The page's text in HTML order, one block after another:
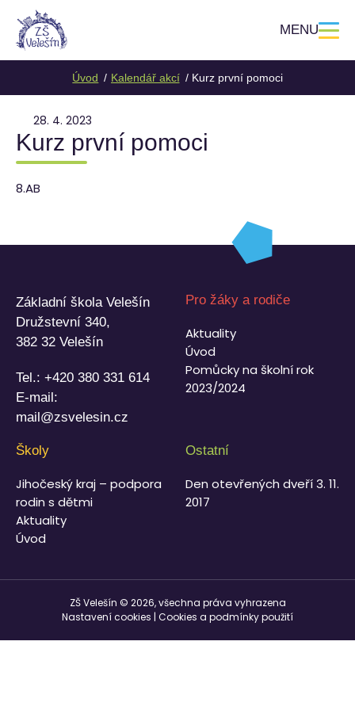
MENU
Úvod Kalendář akcí Kurz první pomoci
28. 4. 2023
Kurz první pomoci
8.AB
Základní škola Velešín
Družstevní 340,
382 32 Velešín
Tel.: +420 380 331 614
E-mail:
mail@zsvelesin.cz
Pro žáky a rodiče
Aktuality
Úvod
Pomůcky na školní rok
2023/2024
Školy
Jihočeský kraj – podpora
rodin s dětmi
Aktuality
Úvod
Ostatní
Den otevřených dveří 3. 11.
2017
ZŠ Velešín © 2026, všechna práva vyhrazena
Nastavení cookies Cookies a podmínky použití